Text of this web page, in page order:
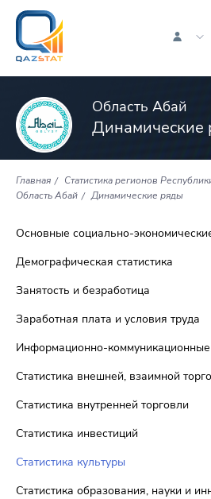
Область Абай
Динамические
Главная
Статистика регионов
Область Абай
Динамические ряды
Основные социально-
Демографическая статистика
Занятость и безработица
Заработная плата и условия труда
Информационно-коммуникационные
Статистика внешней, взаимной
Статистика внутренней торговли
Статистика инвестиций
Статистика культуры
Статистика образования, науки и